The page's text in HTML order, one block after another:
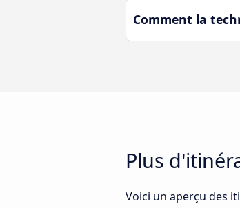
Comment la
Plus
Voici un aperçu des